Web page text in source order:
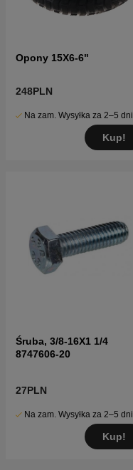
Opony 15X6-6"
248PLN
Na zam. Wysyłka za 2–5 dni
Kup!
Śruba, 3/8-16X1 1/4
8747606-20
27PLN
Na zam. Wysyłka za 2–5 dni
Kup!